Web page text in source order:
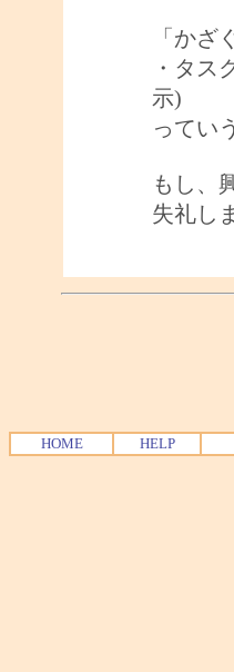
「か
・タス
示)
ってい
もし、
失礼し
HOME HELP